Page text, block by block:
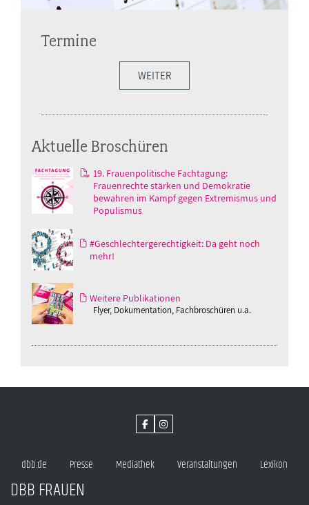
Termine
WEITER
Aktuelle Broschüren
19. Frauenpolitische Fachtagung:
Frauenrechte stärken und Demokratie
bewahren im Kampf gegen Extremismus und
Populismus
#Geschlechtergerechtigkeit: Da geht noch
mehr!
Weitere Publikationen
Flyer, Dokumentation, Fachbroschüren u.a.
dbb.de Presse Mediathek Veranstaltungen Lexikon
DBB FRAUEN